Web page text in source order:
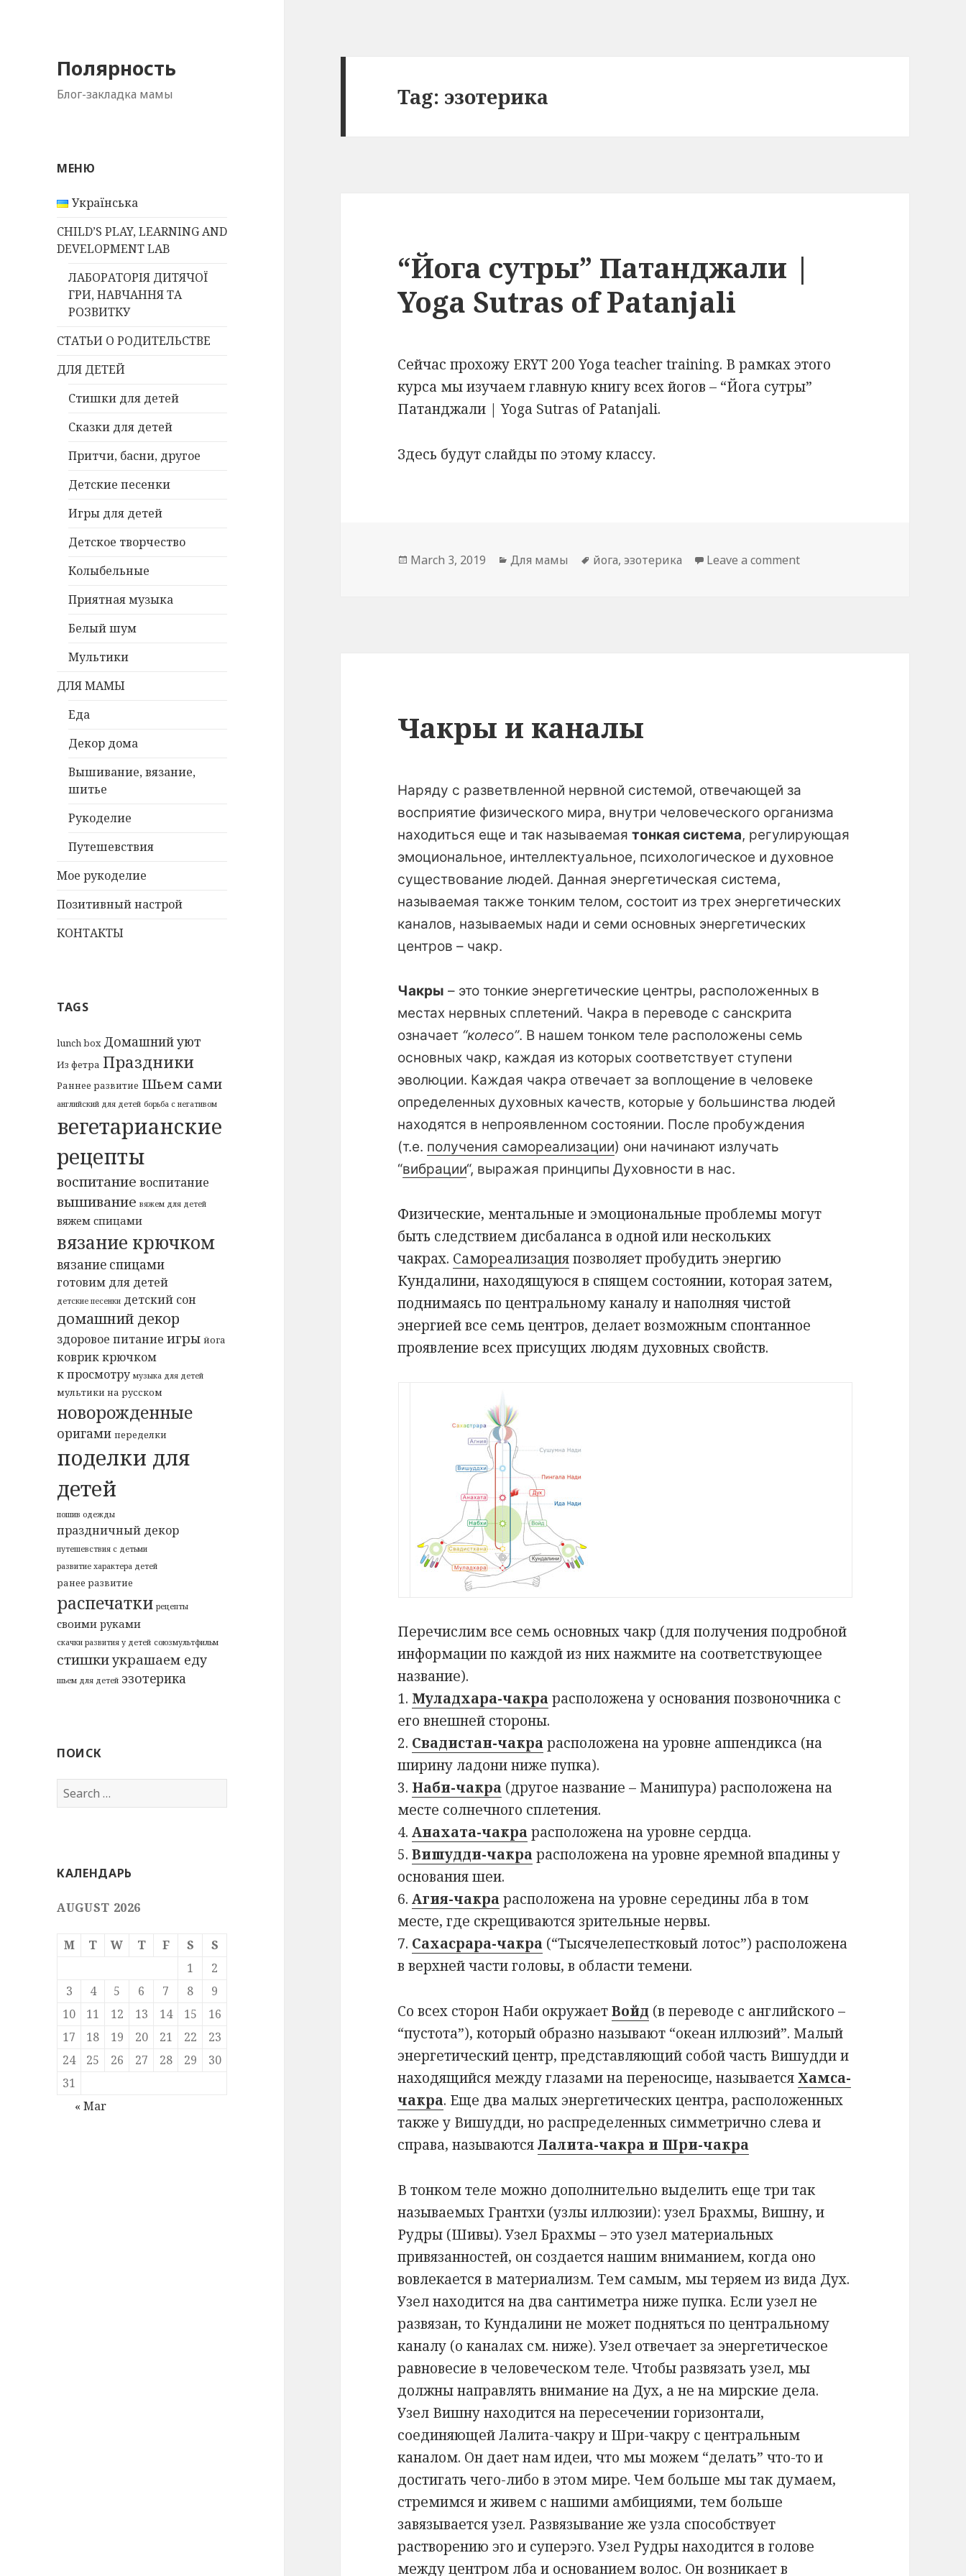
Полярность
Блог-закладка мамы
МЕНЮ
Українська
CHILD’S PLAY, LEARNING AND
DEVELOPMENT LAB
ЛАБОРАТОРІЯ ДИТЯЧОЇ
ГРИ, НАВЧАННЯ ТА
РОЗВИТКУ
СТАТЬИ О РОДИТЕЛЬСТВЕ
ДЛЯ ДЕТЕЙ
Стишки для детей
Сказки для детей
Притчи, басни, другое
Детские песенки
Игры для детей
Детское творчество
Колыбельные
Приятная музыка
Белый шум
Мультики
ДЛЯ МАМЫ
Еда
Декор дома
Вышивание, вязание,
шитье
Рукоделие
Путешевствия
Мое рукоделие
Позитивный настрой
КОНТАКТЫ
TAGS
lunch box Домашний уют
Из фетра Праздники
Раннее развитие Шьем сами
английский для детей борьба с негативом
вегетарианские
рецепты
воспитание воспитание
вышивание вяжем для детей
вяжем спицами
вязание крючком
вязание спицами
готовим для детей
детские песенки детский сон
домашний декор
здоровое питание игры йога
коврик крючком
к просмотру музыка для детей
мультики на русском
новорожденные
оригами переделки
поделки для
детей
пошив одежды
праздничный декор
путешевствия с детьми
развитие характера детей
ранее развитие
распечатки рецепты
своими руками
скачки развития у детей союзмультфильм
стишкиукрашаем еду
шьем для детей эзотерика
ПОИСК
Search
for:
КАЛЕНДАРЬ
AUGUST 2026
M T W T F S
S
1
2
3
4 5 6 7 8
9
10
11 12 13 14 15
16
17
18 19 20 21 22
23
24
25 26 27 28 29
30
31
« Mar
Tag: эзотерика
“Йога сутры” Патанджали |
Yoga Sutras of Patanjali
Сейчас прохожу ERYT 200 Yoga teacher training. В рамках этого
курса мы изучаем главную книгу всех йогов – “Йога сутры”
Патанджали | Yoga Sutras of Patanjali.
Здесь будут слайды по этому классу.
Posted
March 3, 2019 Categories
Для мамы Tags
йога,эзотерика Leave a commenton “Йога сутры”
Чакры и каналы
Наряду с разветвленной нервной системой, отвечающей за
восприятие физического мира, внутри человеческого организма
находиться еще и так называемаятонкая система, регулирующая
эмоциональное, интеллектуальное, психологическое и духовное
существование людей. Данная энергетическая система,
называемая также тонким телом, состоит из трех энергетических
каналов, называемых нади и семи основных энергетических
центров – чакр.
Чакры – это тонкие энергетические центры, расположенных в
местах нервных сплетений. Чакра в переводе с санскрита
означает “колесо”. В нашем тонком теле расположены семь
основных чакр, каждая из которых соответствует ступени
эволюции. Каждая чакра отвечает за воплощение в человеке
определенных духовных качеств, которые у большинства людей
находятся в непроявленном состоянии. После пробуждения
(т.е. получения самореализации) они начинают излучать
“вибрации“, выражая принципы Духовности в нас.
Физические, ментальные и эмоциональные проблемы могут
быть следствием дисбаланса в одной или нескольких
чакрах. Самореализацияпозволяет пробудить энергию
Кундалини, находящуюся в спящем состоянии, которая затем,
поднимаясь по центральному каналу и наполняя чистой
энергией все семь центров, делает возможным спонтанное
проявление всех присущих людям духовных свойств.
Перечислим все семь основных чакр (для получения подробной
информации по каждой из них нажмите на соответствующее
название).
1. Муладхара-чакрарасположена у основания позвоночника с
его внешней стороны.
2. Свадистан-чакрарасположена на уровне аппендикса (на
ширину ладони ниже пупка).
3. Наби-чакра (другое название – Манипура) расположена на
месте солнечного сплетения.
4.Анахата-чакрарасположена на уровне сердца.
5.Вишудди-чакрарасположена на уровне яремной впадины у
основания шеи.
6.Агия-чакрарасположена на уровне середины лба в том
месте, где скрещиваются зрительные нервы.
7. Сахасрара-чакра (“Тысячелепестковый лотос”) расположена
в верхней части головы, в области темени.
Со всех сторон Наби окружаетВойд (в переводе с английского –
“пустота”), который образно называют “океан иллюзий”. Малый
энергетический центр, представляющий собой часть Вишудди и
находящийся между глазами на переносице, называетсяХамса-
чакра. Еще два малых энергетических центра, расположенных
также у Вишудди, но распределенных симметрично слева и
справа, называютсяЛалита-чакра и Шри-чакра
В тонком теле можно дополнительно выделить еще три так
называемых Грантхи (узлы иллюзии): узел Брахмы, Вишну, и
Рудры (Шивы). Узел Брахмы – это узел материальных
привязанностей, он создается нашим вниманием, когда оно
вовлекается в материализм. Тем самым, мы теряем из вида Дух.
Узел находится на два сантиметра ниже пупка. Если узел не
развязан, то Кундалини не может подняться по центральному
каналу (о каналах см. ниже). Узел отвечает за энергетическое
равновесие в человеческом теле. Чтобы развязать узел, мы
должны направлять внимание на Дух, а не на мирские дела.
Узел Вишну находится на пересечении горизонтали,
соединяющей Лалита-чакру и Шри-чакру с центральным
каналом. Он дает нам идеи, что мы можем “делать” что-то и
достигать чего-либо в этом мире. Чем больше мы так думаем,
стремимся и живем с нашими амбициями, тем больше
завязывается узел. Развязывание же узла способствует
растворению эго и суперэго. Узел Рудры находится в голове
между центром лба и основанием волос. Он возникает в